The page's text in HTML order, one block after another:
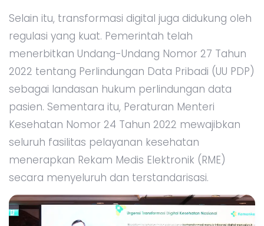
Selain itu, transformasi digital juga didukung oleh
regulasi yang kuat. Pemerintah telah
menerbitkan Undang-Undang Nomor 27 Tahun
2022 tentang Perlindungan Data Pribadi (UU PDP)
sebagai landasan hukum perlindungan data
pasien. Sementara itu, Peraturan Menteri
Kesehatan Nomor 24 Tahun 2022 mewajibkan
seluruh fasilitas pelayanan kesehatan
menerapkan Rekam Medis Elektronik (RME)
secara menyeluruh dan terstandarisasi.